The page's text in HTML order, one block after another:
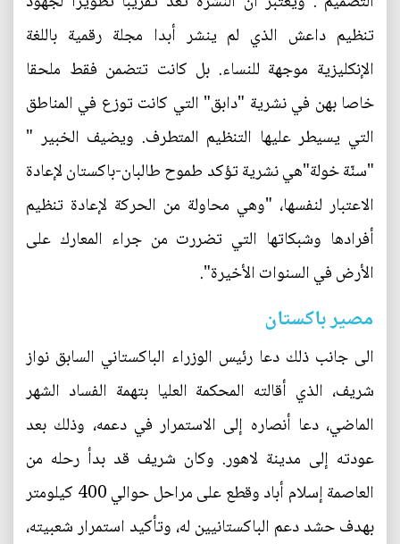
تنظيم داعش الذي لم ينشر أبدا مجلة رقمية باللغة
الإنكليزية موجهة للنساء. بل كانت تتضمن فقط ملحقا
خاصا بهن في نشرية "دابق" التي كانت توزع في المناطق
التي يسيطر عليها التنظيم المتطرف. ويضيف الخبير "
"سنّة خولة"هي نشرية تؤكد طموح طالبان-باكستان لإعادة
الاعتبار لنفسها، "وهي محاولة من الحركة لإعادة تنظيم
أفرادها وشبكاتها التي تضررت من جراء المعارك على
الأرض في السنوات الأخيرة".
مصير باكستان
الى جانب ذلك دعا رئيس الوزراء الباكستاني السابق نواز
شريف، الذي أقالته المحكمة العليا بتهمة الفساد الشهر
الماضي، دعا أنصاره إلى الاستمرار في دعمه، وذلك بعد
عودته إلى مدينة لاهور. وكان شريف قد بدأ رحله من
العاصمة إسلام أباد وقطع على مراحل حوالي 400 كيلومتر
بهدف حشد دعم الباكستانيين له، وتأكيد استمرار شعبيته،